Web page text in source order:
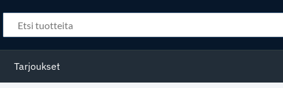
Tarjoukset